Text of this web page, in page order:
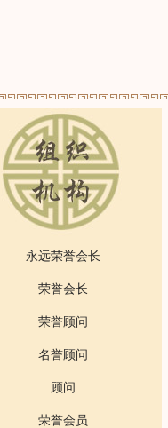
永远荣誉会长
荣誉会长
荣誉顾问
名誉顾问
顾问
荣誉会员